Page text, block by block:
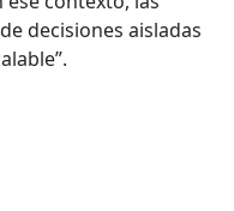
decisiones aisladas